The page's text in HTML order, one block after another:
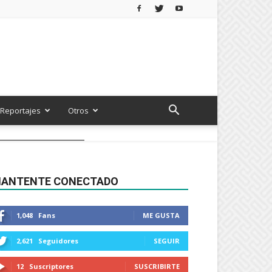
Reportajes Otros
CONECTADO
1,048 Fans ME GUSTA
2,621 Seguidores SEGUIR
12 Suscriptores SUSCRIBIRTE